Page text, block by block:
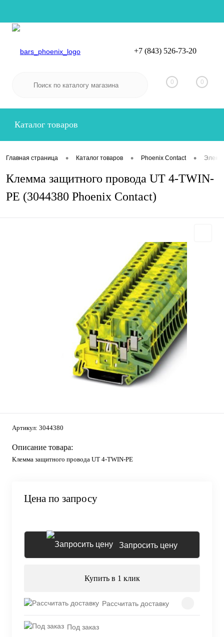
Вход
+7 (843) 526-73-20
0 0
Каталог товаров
Главная страница • Каталог товаров • Phoenix Contact •
Клемма защитного провода UT 4-TWIN-
PE (3044380 Phoenix Contact)
Артикул: 3044380
Описание товара:
Клемма защитного провода UT 4-TWIN-PE
Цена по запросу
Запросить цену
Купить в 1 клик
Рассчитать доставку
Под заказ